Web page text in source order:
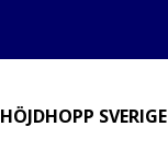
HÖJDHOPP SVERIGE